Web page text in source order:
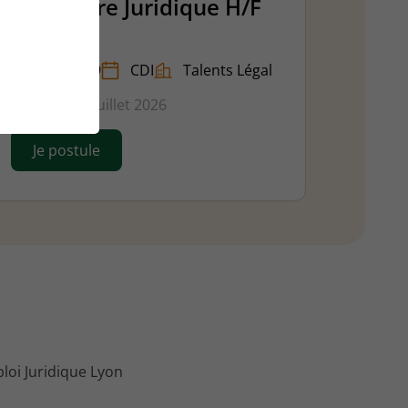
Secrétaire Juridique H/F
Lyon - 69 CDI
Talents Légal
Publié le 29 juillet 2026
Je postule
Juridique Lyon